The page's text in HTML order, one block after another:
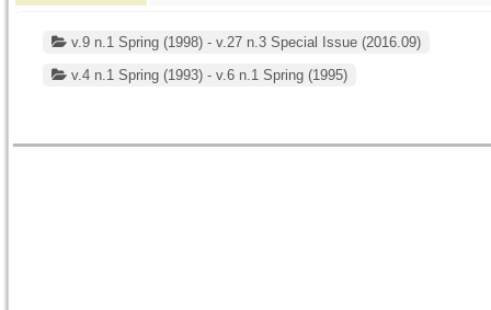
v.9 n.1 Spring (1998) - v.27 n.3 Special Issue (2016.09)
v.4 n.1 Spring (1993) - v.6 n.1 Spring (1995)